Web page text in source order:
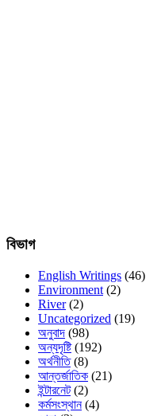
বিভাগ
English Writings (46)
Environment (2)
River(2)
Uncategorized (19)
অনুবাদ (98)
অন্যদৃষ্টি(192)
অর্থনীতি(8)
আন্তর্জাতিক (21)
ইন্টারনেট(2)
কর্মসংস্থান(4)